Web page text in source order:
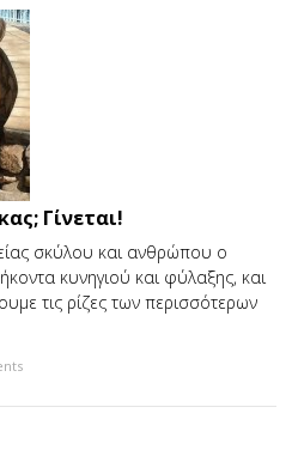
Γίνεται!
σκύλου και ανθρώπου ο
κυνηγιού και φύλαξης, και
τις ρίζες των περισσότερων